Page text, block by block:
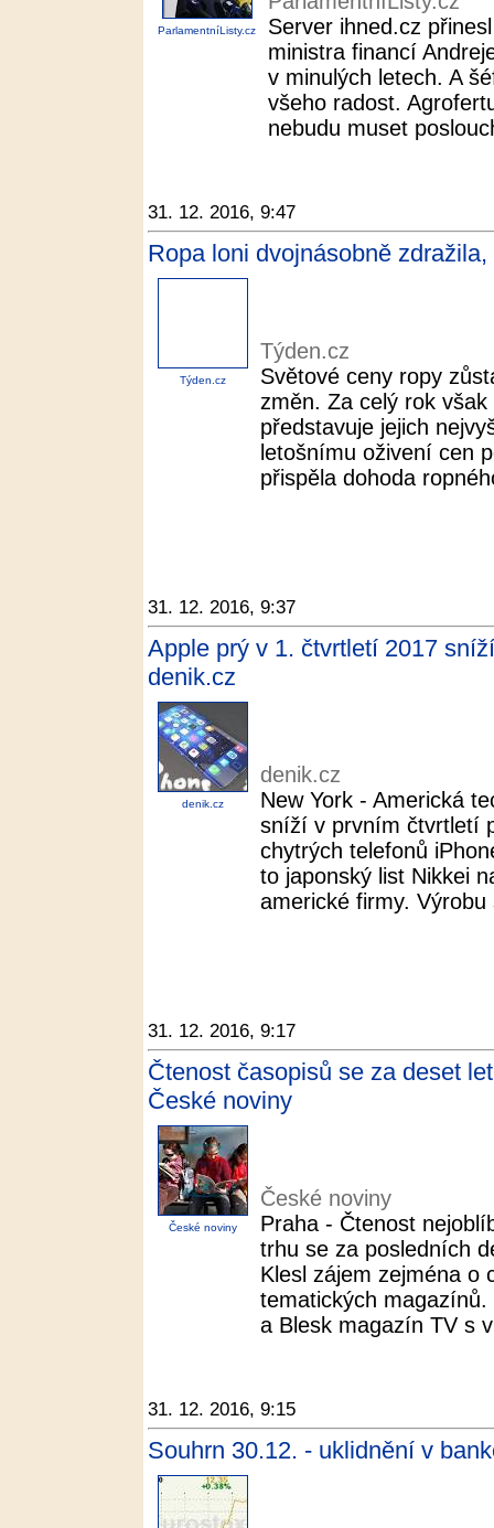
ParlamentníListy.cz
Server ihned.cz
ministra financí
v minulých letech. A
všeho radost.
nebudu muset
31. 12. 2016, 9:47
Ropa loni dvojnásobně
Týden.cz
Týden.cz
Světové ceny ropy
změn. Za celý rok
představuje jejich
letošnímu oživení cen
přispěla dohoda
31. 12. 2016, 9:37
Apple prý v 1. čtvrtletí 2017
denik.cz
denik.cz
denik.cz
New York - Americká
sníží v prvním čtvrtletí
chytrých telefonů
to japonský list Nikkei
americké firmy.
31. 12. 2016, 9:17
Čtenost časopisů se za deset
České noviny
České noviny
České noviny
Praha - Čtenost
trhu se za posledních
Klesl zájem zejména o
tematických
a Blesk magazín TV s
31. 12. 2016, 9:15
Souhrn 30.12. - uklidnění v